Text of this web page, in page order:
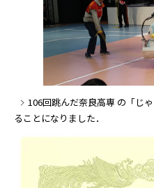
106回跳んだ奈良高専 の「じ
ることになりました．